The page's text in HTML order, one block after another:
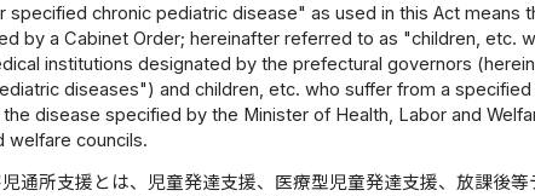
chronic pediatric disease" as used in this Act means
by a Cabinet Order; hereinafter referred to as "children, etc.
institutions designated by the prefectural governors
diseases") and children, etc. who suffer from a
disease specified by the Minister of Health, Labor and
welfare councils.
通所支援とは、児童発達支援、医療型児童発達支援、放課後